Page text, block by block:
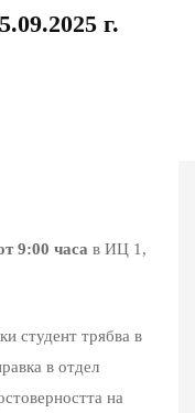
г.
9:00 часа в ИЦ 1,
студент трябва в
в отдел
на